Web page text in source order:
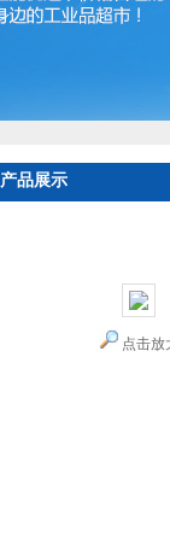
产品展示
点击放